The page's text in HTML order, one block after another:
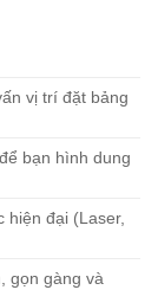
vị trí đặt bảng
bạn hình dung
hiện đại (Laser,
gọn gàng và